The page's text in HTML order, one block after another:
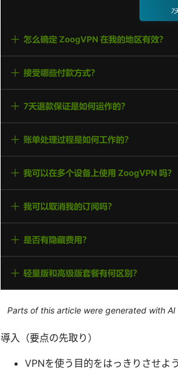
Parts of this article were generated with
導入（要点の先取り）
VPNを使う目的をはっきりさせよ